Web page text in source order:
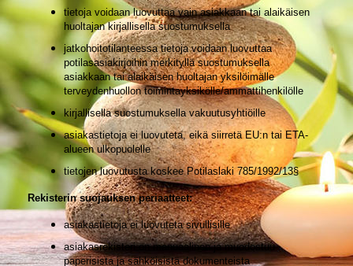
tietoja voidaan luovuttaa vain asiakkaan tai alaikäisen
huoltajan kirjallisella suostumuksella
jatkohoitotilanteessa tietoja voidaan luovuttaa
potilasasiakirjoihin merkityllä suostumuksella
asiakkaan tai alaikäisen huoltajan yksilöimälle
terveydenhuollon toimintayksikölle/ammattihenkilölle
kirjallisella suostumuksella vakuutusyhtiöille
asiakastietoja ei luovuteta, eikä siirretä EU:n tai ETA-
alueen ulkopuolelle
tietojen luovutusta koskee Potilaslaki 785/1992/13§
Rekisterin suojauksen periaatteet:
asiakastietoja ei luovuteta sivullisille
asiakasrekisteri on manuaalinen ja muodostuu
paperisista ja sähköisistä dokumenteista